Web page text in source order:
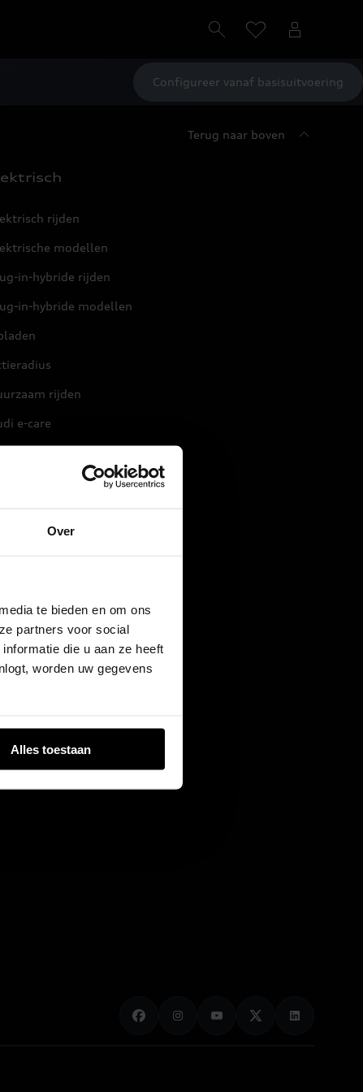
Over
te bieden en om ons
partners voor social
die u aan ze heeft
worden uw gegevens
Alles toestaan
Configureer vanaf basisuitvoering
Terug naar boven
rijden
modellen
in-hybride rijden
in-hybride modellen
rijden
e-care